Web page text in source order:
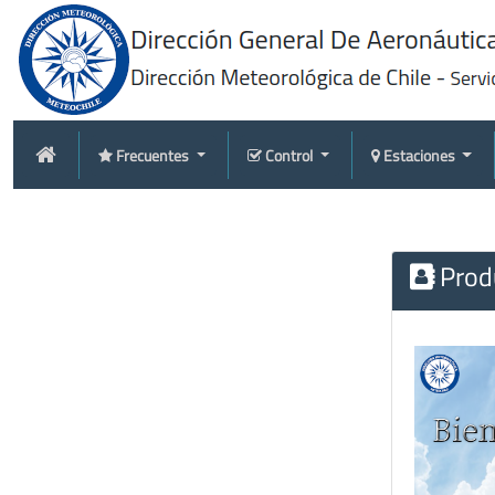
Frecuentes Control Estaciones